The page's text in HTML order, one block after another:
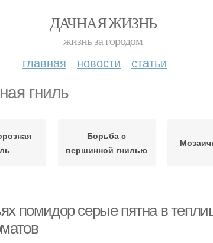
ДАЧНАЯ ЖИЗНЬ
жизнь за городом
главная новости статьи
гниль
Борьба с
вершинной гнилью
помидор серые пятна в